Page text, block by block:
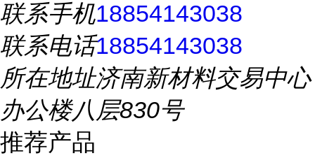
联系手机18854143038
联系电话18854143038
所在地址济南新材料交易中心
办公楼八层830号
推荐产品